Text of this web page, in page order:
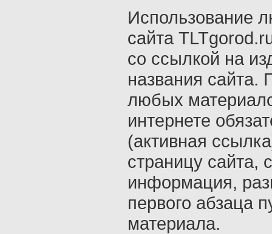
Использование
сайта
со ссылкой на
названия сайта.
любых
интернете
(активная
страницу сайта,
информация,
первого абзаца
материала.